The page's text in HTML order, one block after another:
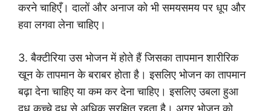
करने चाहिएँ। दालों और अनाज को भी समयसमय पर धूप और
हवा लगवा लेना चाहिए।
3. बैक्टीरिया उस भोजन में होते हैं जिसका तापमान शारीरिक
खून के तापमान के बराबर होता है। इसलिए भोजन का तापमान
बढ़ा देना चाहिए या कम कर देना चाहिए। इसलिए उबला हुआ
दूध कच्चे दूध से अधिक सुरक्षित रहता है। अगर भोजन को